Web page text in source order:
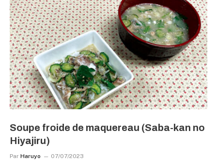
Soupe froide de maquereau (Saba-kan no
Hiyajiru)
Par Haruyo 07/07/2023